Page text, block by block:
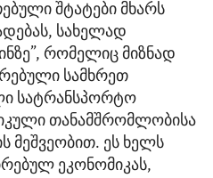
შტატები მხარს
სახელად
რომელიც მიზნად
სამხრეთ
სატრანსპორტო
თანამშრომლობისა
მეშვეობით. ეს ხელს
ეკონომიკას,